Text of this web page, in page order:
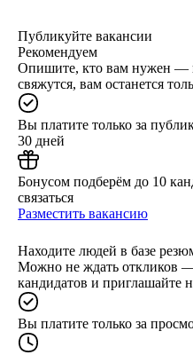
Публикуйте вакансии
Рекомендуем
Опишите, кто вам нужен —
свяжутся, вам останется
Вы платите только за
30 дней
Бонусом подберём до 10
связаться
Разместить вакансию
Находите людей в базе
Можно не ждать откликов
кандидатов и приглашайте
Вы платите только за